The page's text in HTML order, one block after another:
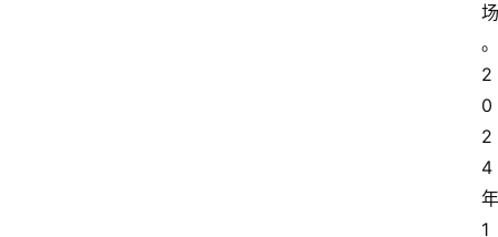
2
0
2
4
1